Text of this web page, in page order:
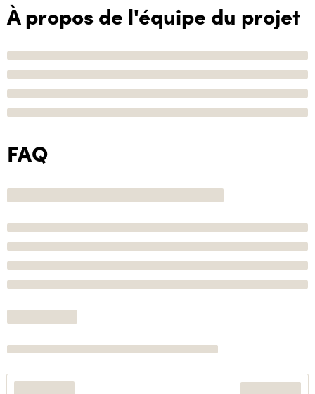
À propos de l'équipe du projet
FAQ